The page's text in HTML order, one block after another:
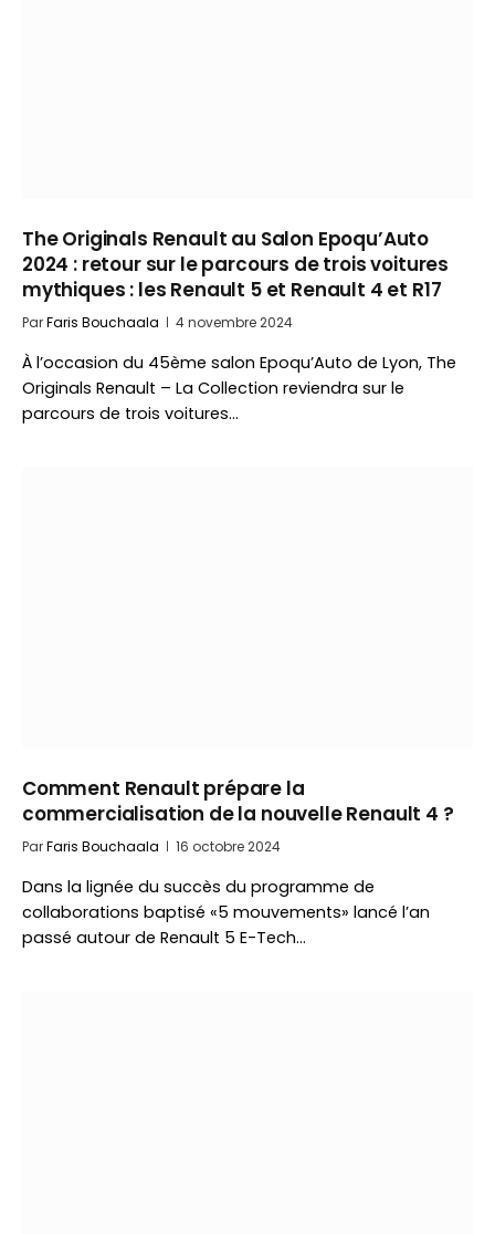
The Originals Renault au Salon Epoqu’Auto
2024 : retour sur le parcours de trois voitures
mythiques : les Renault 5 et Renault 4 et R17
ParFaris Bouchaala 4 novembre 2024
À l’occasion du 45ème salon Epoqu’Auto de Lyon, The
Originals Renault – La Collection reviendra sur le
parcours de trois voitures…
Comment Renault prépare la
commercialisation de la nouvelle Renault 4 ?
ParFaris Bouchaala 16 octobre 2024
Dans la lignée du succès du programme de
collaborations baptisé «5 mouvements» lancé l’an
passé autour de Renault 5 E-Tech…